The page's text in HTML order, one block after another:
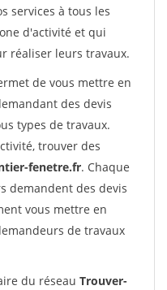
services à tous les
d'activité et qui
réaliser leurs travaux.
de vous mettre en
des devis
types de travaux.
trouver des
fenetre.fr. Chaque
demandent des devis
vous mettre en
de travaux
du réseau Trouver-